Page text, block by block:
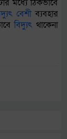
মধ্যে ঠিকভাবে
বেশীব্যবহার
বিদ্যুৎ থাকেনা